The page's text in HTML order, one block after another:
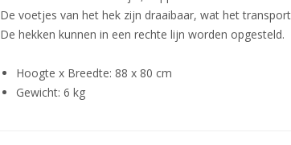
De voetjes van het hek zijn draaibaar, wat het
De hekken kunnen in een rechte lijn worden opgesteld.
Hoogte x Breedte: 88 x 80 cm
Gewicht: 6 kg